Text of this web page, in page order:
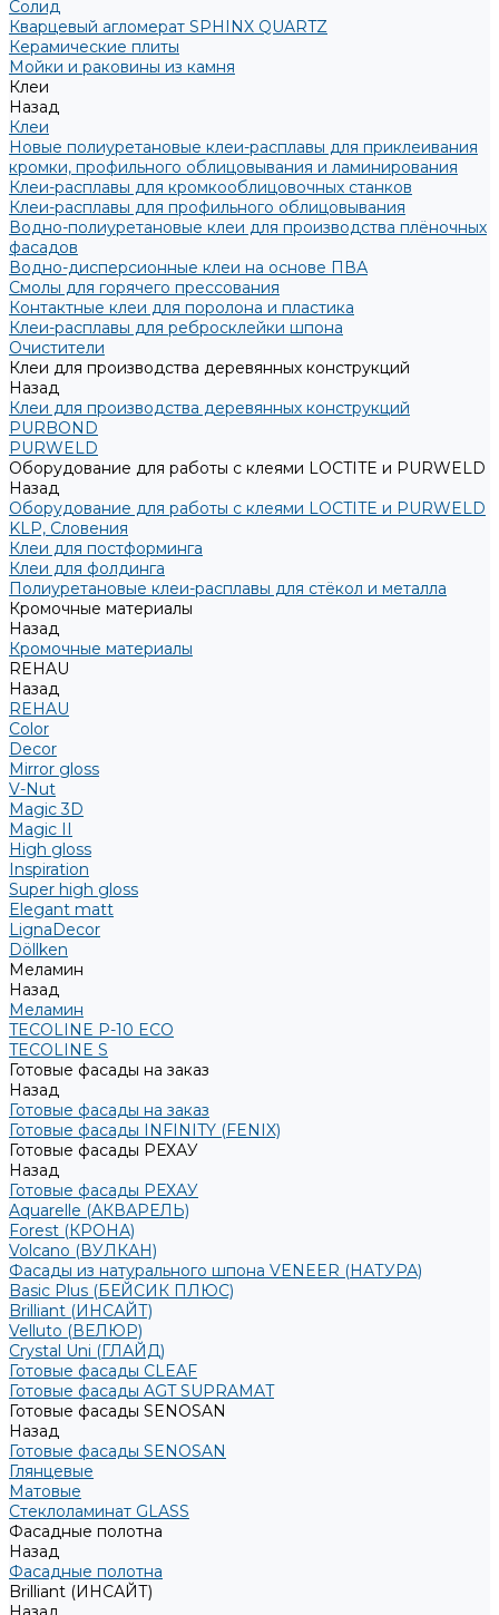
Солид
Кварцевый агломерат SPHINX QUARTZ
Керамические плиты
Мойки и раковины из камня
Клеи
Назад
Клеи
Новые полиуретановые клеи-расплавы для приклеивания
кромки, профильного облицовывания и ламинирования
Клеи-расплавы для кромкооблицовочных станков
Клеи-расплавы для профильного облицовывания
Водно-полиуретановые клеи для производства плёночных
фасадов
Водно-дисперсионные клеи на основе ПВА
Смолы для горячего прессования
Контактные клеи для поролона и пластика
Клеи-расплавы для ребросклейки шпона
Очистители
Клеи для производства деревянных конструкций
Назад
Клеи для производства деревянных конструкций
PURBOND
PURWELD
Оборудование для работы с клеями LOCTITE и PURWELD
Назад
Оборудование для работы с клеями LOCTITE и PURWELD
KLP, Словения
Клеи для постформинга
Клеи для фолдинга
Полиуретановые клеи-расплавы для стёкол и металла
Кромочные материалы
Назад
Кромочные материалы
REHAU
Назад
REHAU
Color
Decor
Mirror gloss
V-Nut
Magic 3D
Magic II
High gloss
Inspiration
Super high gloss
Elegant matt
LignaDecor
Döllken
Меламин
Назад
Меламин
TECOLINE P-10 ECO
TECOLINE S
Готовые фасады на заказ
Назад
Готовые фасады на заказ
Готовые фасады INFINITY (FENIX)
Готовые фасады РЕХАУ
Назад
Готовые фасады РЕХАУ
Aquarelle (АКВАРЕЛЬ)
Forest (КРОНА)
Volcano (ВУЛКАН)
Фасады из натурального шпона VENEER (НАТУРА)
Basic Plus (БЕЙСИК ПЛЮС)
Brilliant (ИНСАЙТ)
Velluto (ВЕЛЮР)
Crystal Uni (ГЛАЙД)
Готовые фасады CLEAF
Готовые фасады AGT SUPRAMAT
Готовые фасады SENOSAN
Назад
Готовые фасады SENOSAN
Глянцевые
Матовые
Стеклоламинат GLASS
Фасадные полотна
Назад
Фасадные полотна
Brilliant (ИНСАЙТ)